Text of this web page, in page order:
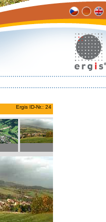
Ergis ID-Nr.: 24